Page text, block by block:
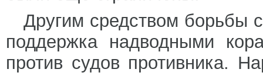
Другим средством борьбы
поддержка надводными
против судов противника.